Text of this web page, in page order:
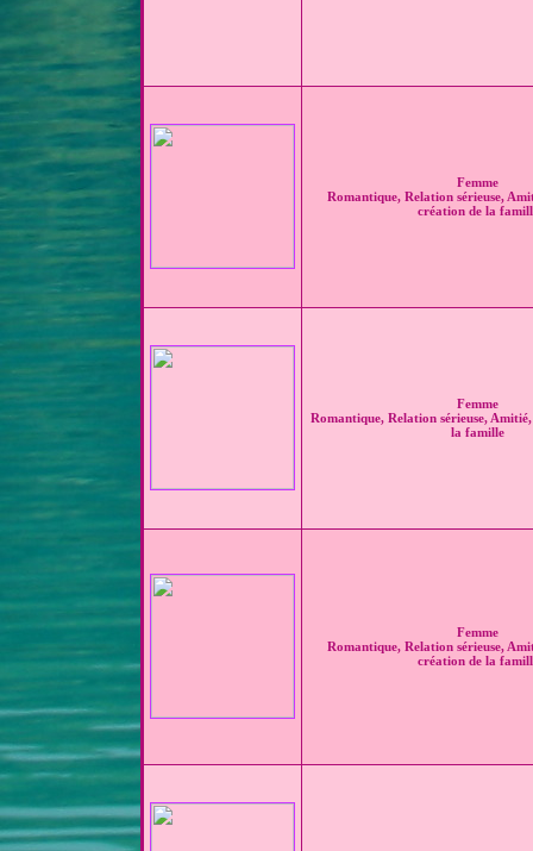
Femme
Romantique, Relation sérieuse,
création de la
Femme
Romantique, Relation sérieuse,
la famille
Femme
Romantique, Relation sérieuse,
création de la